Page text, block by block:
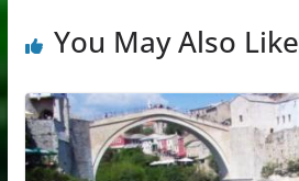
You May Also Like